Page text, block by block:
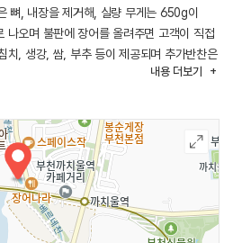
뼈, 내장을 제거해, 실량 무게는 650g이
나오며 불판에 장어를 올려주면 고객이 직접
치, 생강, 쌈, 부추 등이 제공되며 추가반찬은
내용 더보기